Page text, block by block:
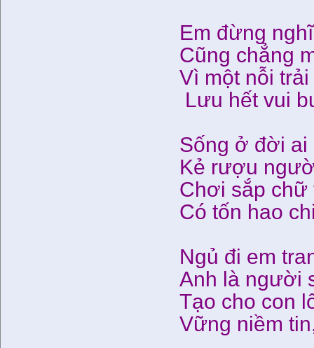
Em đừng
Cũng chẳng
Vì một nỗi
Lưu hết vui
Sống ở đời ai
Kẻ rượu
Chơi sắp
Có tốn hao
Ngủ đi em
Anh là người
Tạo cho con
Vững niềm